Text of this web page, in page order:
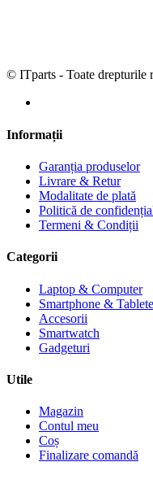
© ITparts - Toate drepturile
Informații
Garanția produselor
Livrare & Retur
Modalitate de plată
Politică de
Termeni & Condiții
Categorii
Laptop & Computer
Smartphone & Tablete
Accesorii
Smartwatch
Gadgeturi
Utile
Magazin
Contul meu
Coș
Finalizare comandă